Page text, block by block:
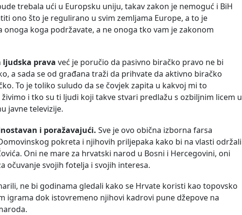
trebala ući u Europsku uniju, takav zakon je nemoguć i BiH
ono što je regulirano u svim zemljama Europe, a to je
onoga koga podržavate, a ne onoga tko vam je zakonom
ljudska prava već je poručio da pasivno biračko pravo ne bi
a sada se od građana traži da prihvate da aktivno biračko
To je toliko suludo da se čovjek zapita u kakvoj mi to
i tko su ti ljudi koji takve stvari predlažu s ozbiljnim licem u
javne televizije.
i poražavajući. Sve je ovo obična izborna farsa
pokreta i njihovih priljepaka kako bi na vlasti održali
Oni ne mare za hrvatski narod u Bosni i Hercegovini, oni
očuvanje svojih fotelja i svojih interesa.
ne bi godinama gledali kako se Hrvate koristi kao topovsko
igrama dok istovremeno njihovi kadrovi pune džepove na